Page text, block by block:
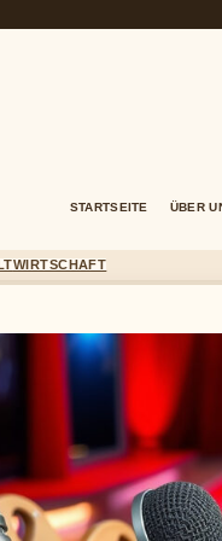
STARTSEITE ÜBER
WIRTSCHAFT